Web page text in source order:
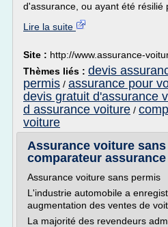
d'assurance, ou ayant été résilié
Lire la suite
Site : http://www.assurance-
Thèmes liés : devis
permis / assurance pour
devis gratuit d'assurance
d assurance voiture /
voiture
Assurance voiture
comparateur
Assurance voiture sans permis
L'industrie automobile a
augmentation des ventes de
La majorité des revendeurs